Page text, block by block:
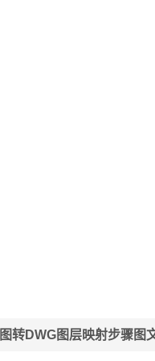
转DWG图层映射步骤图